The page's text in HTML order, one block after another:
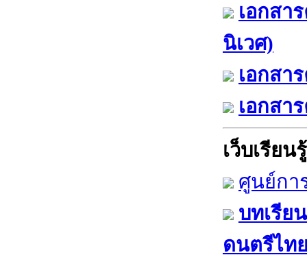
เอกสา
นิเวศ)
เอกสา
เอกสา
เว็บเรียนรู้
ศูนย์กา
บทเรีย
ดนตรีไท